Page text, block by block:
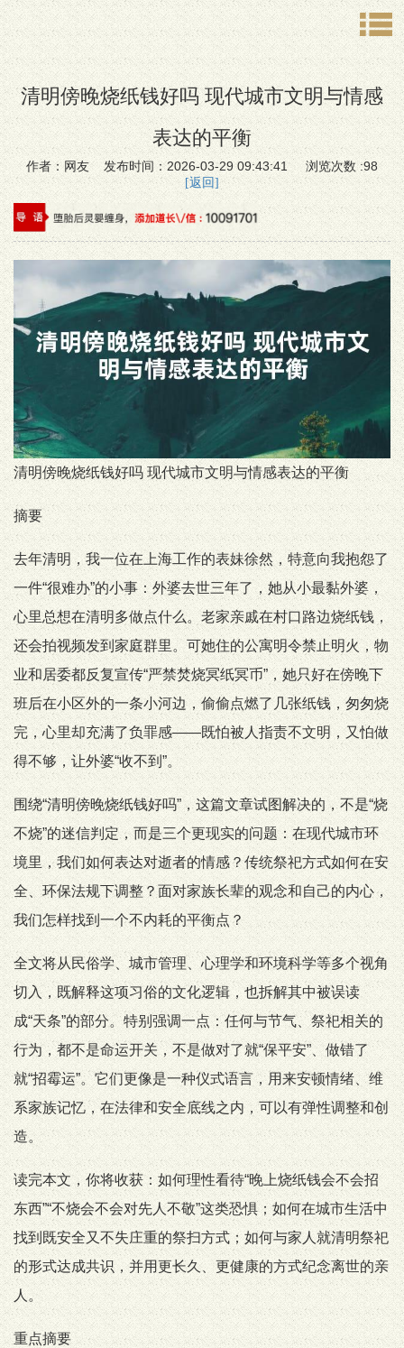
清明傍晚烧纸钱好吗 现代城市文明与情感
表达的平衡
作者：网友 发布时间：2026-03-29 09:43:41 浏览次数 :98
[返回]
清明傍晚烧纸钱好吗 现代城市文明与情感表达的平衡
摘要
去年清明，我一位在上海工作的表妹徐然，特意向我抱怨了
一件“很难办”的小事：外婆去世三年了，她从小最黏外婆，
心里总想在清明多做点什么。老家亲戚在村口路边烧纸钱，
还会拍视频发到家庭群里。可她住的公寓明令禁止明火，物
业和居委都反复宣传“严禁焚烧冥纸冥币”，她只好在傍晚下
班后在小区外的一条小河边，偷偷点燃了几张纸钱，匆匆烧
完，心里却充满了负罪感——既怕被人指责不文明，又怕做
得不够，让外婆“收不到”。
围绕“清明傍晚烧纸钱好吗”，这篇文章试图解决的，不是“烧
不烧”的迷信判定，而是三个更现实的问题：在现代城市环
境里，我们如何表达对逝者的情感？传统祭祀方式如何在安
全、环保法规下调整？面对家族长辈的观念和自己的内心，
我们怎样找到一个不内耗的平衡点？
全文将从民俗学、城市管理、心理学和环境科学等多个视角
切入，既解释这项习俗的文化逻辑，也拆解其中被误读
成“天条”的部分。特别强调一点：任何与节气、祭祀相关的
行为，都不是命运开关，不是做对了就“保平安”、做错了
就“招霉运”。它们更像是一种仪式语言，用来安顿情绪、维
系家族记忆，在法律和安全底线之内，可以有弹性调整和创
造。
读完本文，你将收获：如何理性看待“晚上烧纸钱会不会招
东西”“不烧会不会对先人不敬”这类恐惧；如何在城市生活中
找到既安全又不失庄重的祭扫方式；如何与家人就清明祭祀
的形式达成共识，并用更长久、更健康的方式纪念离世的亲
人。
重点摘要